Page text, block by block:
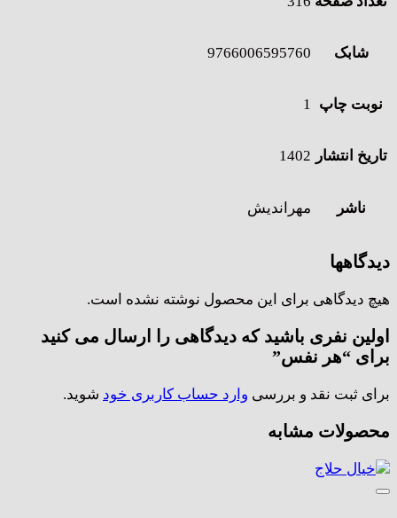
شابک 9766006595760
نوبت چاپ 1
تاریخ انتشار 1402
ناشر مهراندیش
دیدگاهها
هیچ دیدگاهی برای این محصول نوشته نشده است.
اولین نفری باشید که دیدگاهی را ارسال می کنید
برای “هر نفس”
برای ثبت نقد و بررسی وارد حساب کاربری خود شوید.
محصولات مشابه